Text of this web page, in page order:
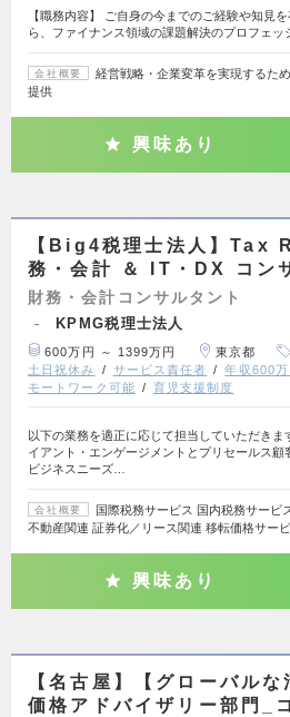
【職務内容】 ご自身の今までのご経験や知見
ら、ファイナンス領域の課題解決のプロフェッ
会社概要
経営戦略・企業変革を実現するた
提供
興味あり
【Big4税理士法人】Tax
務・会計 ＆ IT・DX コン
財務・会計コンサルタント
KPMG税理士法人
600万円 ～ 1399万円 東京都
土日祝休み
サービス責任者 年収600万
モートワーク可能
育児支援制度
以下の業務を適正に応じて担当していただきま
イアント・エンゲージメントとプリセールス顧
ビジネスニーズ…
会社概要
国際税務サービス 国内税務サービ
不動産関連 証券化／リース関連 移転価格サー
興味あり
【名古屋】【グローバル
価格アドバイザリー部門_